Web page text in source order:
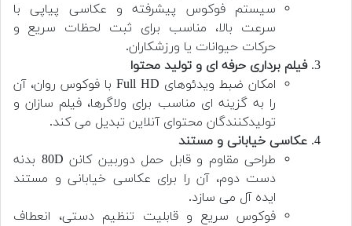
سیستم فوکوس پیشرفته و عکاسی پیاپی با
سرعت بالا، مناسب برای ثبت لحظات سریع و
حرکات حیوانات یا ورزشکاران.
فیلم برداری حرفه ای و تولید محتوا
امکان ضبط ویدئوهای Full HD با فوکوس روان، آن
را به گزینه ای مناسب برای ولاگرها، فیلم سازان و
تولیدکنندگان محتوای آنلاین تبدیل می کند.
عکاسی خیابانی و مستند
طراحی مقاوم و قابل حمل دوربین کانن 80D بدنه
دست دوم، آن را برای عکاسی خیابانی و مستند
ایده آل می سازد.
فوکوس سریع و قابلیت تنظیم دستی، انعطاف